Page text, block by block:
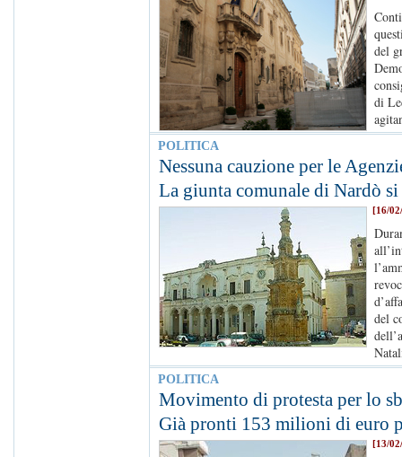
del
di
POLITICA
Nessuna cauzione per le
La giunta comunale di Nardò
[16/
del
POLITICA
Movimento di protesta per lo
Già pronti 153 milioni di euro
[13/